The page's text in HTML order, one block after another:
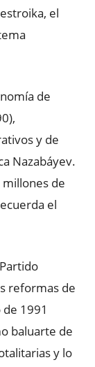
el
de
y de
Nazabáyev.
millones de
el
reformas de
1991
baluarte de
y lo